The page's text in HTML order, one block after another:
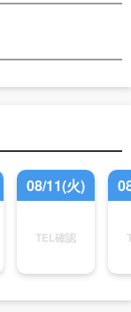
08/11(火)
TEL確認